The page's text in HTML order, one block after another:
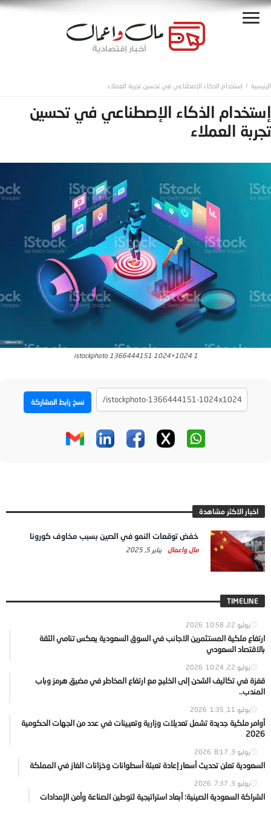
إستخدام الذكاء الإصطناعي في تحسين تجربة العملاء
إستخدام الذكاء الإصطناعي في تحسين
تجربة العملاء
istockphoto 1366444151 1024×1024 1
نسخ رابط المشاركة
اخبار الاكثر مشاهدة
خفض توقعات النمو في الصين بسبب مخاوف كورونا
مال واعمال يناير 5, 2025
TIMELINE
يوليو 22, 2026 10:58
ارتفاع ملكية المستثمرين الاجانب في السوق السعودية يعكس تنامي الثقة
بالاقتصاد السعودي
يوليو 22, 2026 10:24
قفزة في تكاليف الشحن إلى الخليج مع ارتفاع المخاطر في مضيق هرمز وباب
المندب..
يوليو 11, 2026 1:35
أوامر ملكية جديدة تشمل تعديلات وزارية وتعيينات في عدد من الجهات الحكومية
2026
يوليو 3, 2026 8:17
السعودية تعلن تحديث أسعار إعادة تعبئة أسطوانات وخزانات الغاز في المملكة
يوليو 3, 2026 7:37
الشراكة السعودية الصينية: أبعاد استراتيجية لتوطين الصناعة وأمن الإمدادات